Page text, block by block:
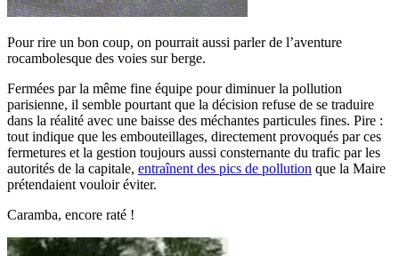
Pour rire un bon coup, on pourrait aussi parler de l’aventure
rocambolesque des voies sur berge.
Fermées par la même fine équipe pour diminuer la pollution
parisienne, il semble pourtant que la décision refuse de se traduire
dans la réalité avec une baisse des méchantes particules fines. Pire :
tout indique que les embouteillages, directement provoqués par ces
fermetures et la gestion toujours aussi consternante du trafic par les
autorités de la capitale, entraînent des pics de pollution que la Maire
prétendaient vouloir éviter.
Caramba, encore raté !